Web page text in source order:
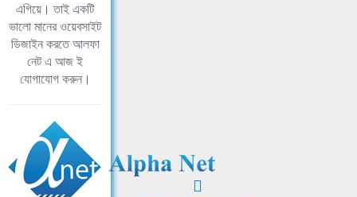
এগিয়ে। তাই একটি
ভালো মানের ওয়েবসাইট
ডিজাইন করতে আলফা
নেট এ আজ ই
যোগাযোগ করুন।